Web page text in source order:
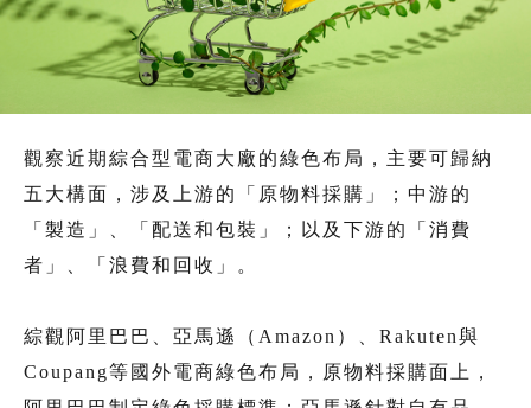
觀察近期綜合型電商大廠的綠色布局，主要可歸納
五大構面，涉及上游的「原物料採購」；中游的
「製造」、「配送和包裝」；以及下游的「消費
者」、「浪費和回收」。
綜觀阿里巴巴、亞馬遜（Amazon）、Rakuten與
Coupang等國外電商綠色布局，原物料採購面上，